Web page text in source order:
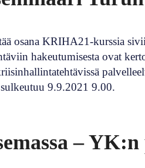
osana KRIHA21-kurssia
hakeutumisesta ovat
9.9.2021 9.00.
–